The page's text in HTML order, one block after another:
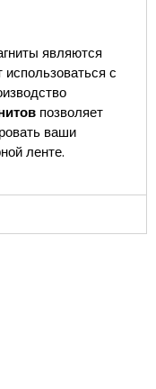
являются
с
позволяет
ваши
ленте.